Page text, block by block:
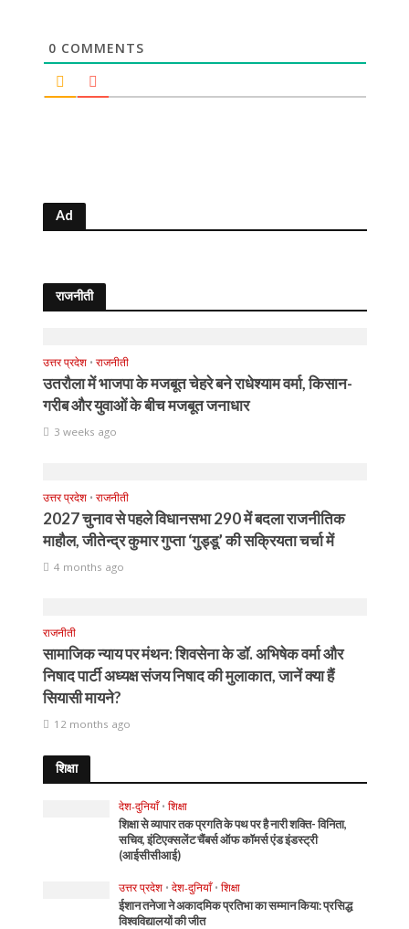
0 COMMENTS
Ad
राजनीती
उत्तर प्रदेश • राजनीती
उतरौला में भाजपा के मजबूत चेहरे बने राधेश्याम वर्मा, किसान-
गरीब और युवाओं के बीच मजबूत जनाधार
3 weeks ago
उत्तर प्रदेश • राजनीती
2027 चुनाव से पहले विधानसभा 290 में बदला राजनीतिक
माहौल, जीतेन्द्र कुमार गुप्ता ‘गुड्डू’ की सक्रियता चर्चा में
4 months ago
राजनीती
सामाजिक न्याय पर मंथन: शिवसेना के डॉ. अभिषेक वर्मा और
निषाद पार्टी अध्यक्ष संजय निषाद की मुलाकात, जानें क्या हैं
सियासी मायने?
12 months ago
शिक्षा
देश-दुनियाँ • शिक्षा
शिक्षा से व्यापार तक प्रगति के पथ पर है नारी शक्ति- विनिता,
सचिव, इंटिएक्सलेंट चैंबर्स ऑफ कॉमर्स एंड इंडस्ट्री
(आईसीसीआई)
उत्तर प्रदेश • देश-दुनियाँ • शिक्षा
ईशान तनेजा ने अकादमिक प्रतिभा का सम्मान किया: प्रसिद्ध
विश्वविद्यालयों की जीत